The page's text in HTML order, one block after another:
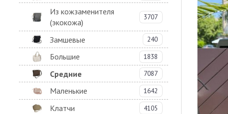
Из кожзаменителя
(экокожа)
3707
Замшевые 240
Большие 1838
Средние 7087
Маленькие 1642
Клатчи 4105